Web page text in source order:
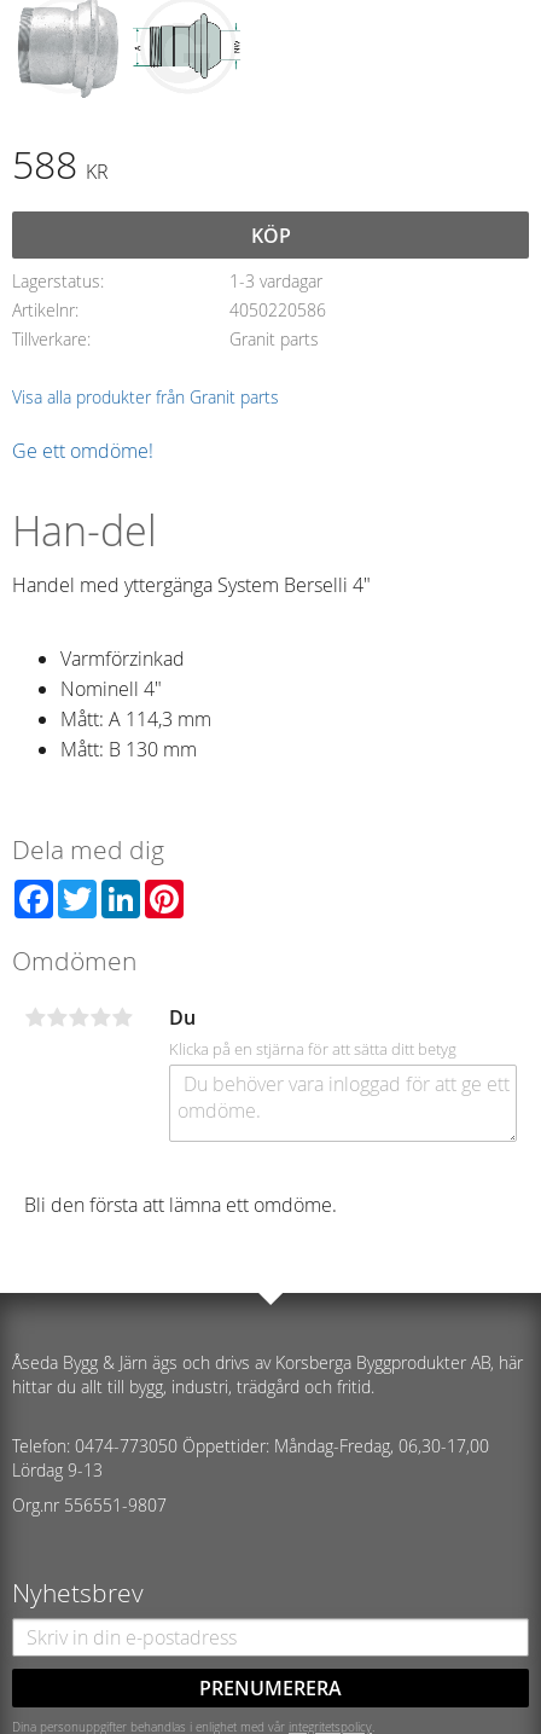
588 KR
KÖP
Lagerstatus
1-3 vardagar
Artikelnr
4050220586
Tillverkare
Granit parts
Visa alla produkter från Granit parts
Ge ett omdöme!
Han-del
Handel med yttergänga System Berselli 4"
Varmförzinkad
Nominell 4"
Mått: A 114,3 mm
Mått: B 130 mm
Dela med dig
Facebook
TwitterLinkedIn
Omdömen
Du
Klicka på en stjärna för att sätta ditt betyg
Bli den första att lämna ett omdöme.
Åseda Bygg & Järn ägs och drivs av Korsberga Byggprodukter AB, här
hittar du allt till bygg, industri, trädgård och fritid.
Telefon: 0474-773050 Öppettider: Måndag-Fredag, 06,30-17,00
Lördag 9-13
Org.nr 556551-9807
Nyhetsbrev
PRENUMERERA
Dina personuppgifter behandlas i enlighet med vår integritetspolicy.